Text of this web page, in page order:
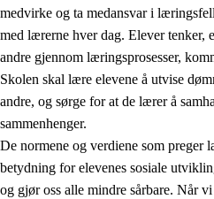
3.2 Undervisning og tilpasset
3.3 Samarbeid mellom hjem
3.4 Opplæring i lærebedrift
3.5 Profesjonsfellesskap og
medvirke og ta medansvar i
med lærerne hver dag. Elever tenker,
andre gjennom læringsprosesser,
Skolen skal lære elevene å utvise
andre, og sørge for at de lærer å
sammenhenger.
De normene og verdiene som preger
betydning for elevenes sosiale
og gjør oss alle mindre sårbare. Når